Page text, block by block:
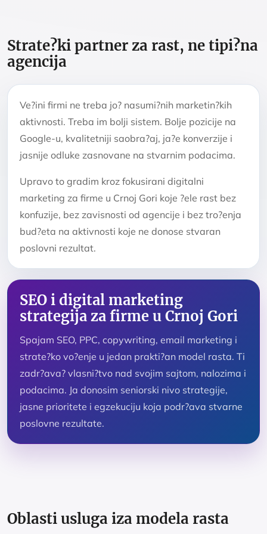
Strate?ki partner za rast, ne tipi?na
agencija
Ve?ini firmi ne treba jo? nasumi?nih marketin?kih
aktivnosti. Treba im bolji sistem. Bolje pozicije na
Google-u, kvalitetniji saobra?aj, ja?e konverzije i
jasnije odluke zasnovane na stvarnim podacima.
Upravo to gradim kroz fokusirani digitalni
marketing za firme u Crnoj Gori koje ?ele rast bez
konfuzije, bez zavisnosti od agencije i bez tro?enja
bud?eta na aktivnosti koje ne donose stvaran
poslovni rezultat.
SEO i digital marketing
strategija za firme u Crnoj Gori
Spajam SEO, PPC, copywriting, email marketing i
strate?ko vo?enje u jedan prakti?an model rasta. Ti
zadr?ava? vlasni?tvo nad svojim sajtom, nalozima i
podacima. Ja donosim seniorski nivo strategije,
jasne prioritete i egzekuciju koja podr?ava stvarne
poslovne rezultate.
Oblasti usluga iza modela rasta